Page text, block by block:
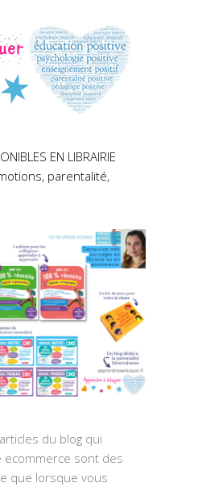
EN LIBRAIRIE
parentalité,
du blog qui
sont des
que lorsque vous